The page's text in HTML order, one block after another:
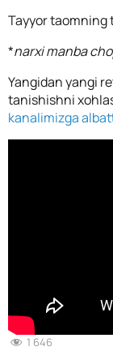
Tayyor taomning
*narxi manba
Yangidan yangi
tanishishni
kanalimizga
1 646